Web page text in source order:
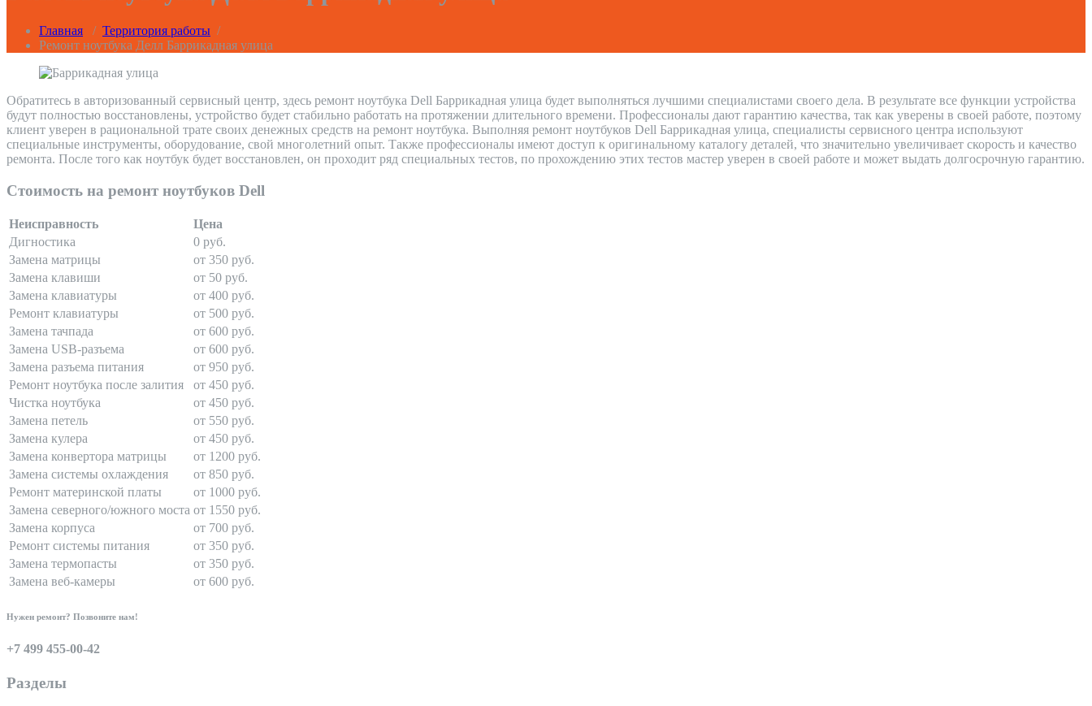
Главная / Территория работы /
Ремонт ноутбука Делл Баррикадная улица
Обратитесь в авторизованный сервисный центр, здесь ремонт ноутбука Dell Баррикадная улица будет выполняться лучшими специалистами своего дела. В результате все функции устройства
будут полностью восстановлены, устройство будет стабильно работать на протяжении длительного времени. Профессионалы дают гарантию качества, так как уверены в своей работе, поэтому
клиент уверен в рациональной трате своих денежных средств на ремонт ноутбука. Выполняя ремонт ноутбуков Dell Баррикадная улица, специалисты сервисного центра используют
специальные инструменты, оборудование, свой многолетний опыт. Также профессионалы имеют доступ к оригинальному каталогу деталей, что значительно увеличивает скорость и качество
ремонта. После того как ноутбук будет восстановлен, он проходит ряд специальных тестов, по прохождению этих тестов мастер уверен в своей работе и может выдать долгосрочную гарантию.
Стоимость на ремонт ноутбуков Dell
Неисправность
Цена
Дигностика
0 руб.
Замена матрицы
от 350 руб.
Замена клавиши
от 50 руб.
Замена клавиатуры
от 400 руб.
Ремонт клавиатуры
от 500 руб.
Замена тачпада
от 600 руб.
Замена USB-разъема
от 600 руб.
Замена разъема питания
от 950 руб.
Ремонт ноутбука после залития
от 450 руб.
Чистка ноутбука
от 450 руб.
Замена петель
от 550 руб.
Замена кулера
от 450 руб.
Замена конвертора матрицы
от 1200 руб.
Замена системы охлаждения
от 850 руб.
Ремонт материнской платы
от 1000 руб.
Замена северного/южного моста от 1550 руб.
Замена корпуса
от 700 руб.
Ремонт системы питания
от 350 руб.
Замена термопасты
от 350 руб.
Замена веб-камеры
от 600 руб.
Нужен ремонт? Позвоните нам!
+7 499 455-00-42
Разделы